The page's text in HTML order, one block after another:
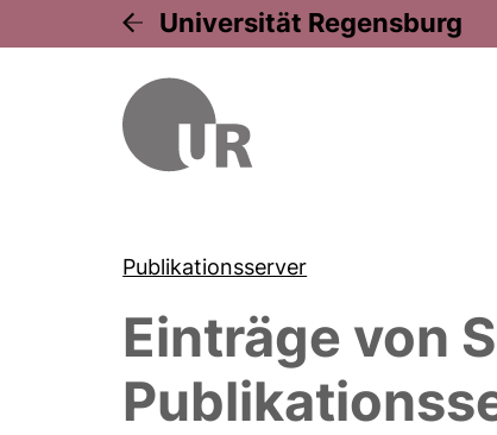
Universität Regensburg
Publikationsserver
Einträge von